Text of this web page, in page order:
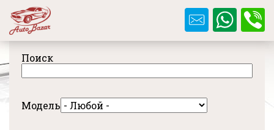
Перейти
основному
содержанию
Поиск
Модель